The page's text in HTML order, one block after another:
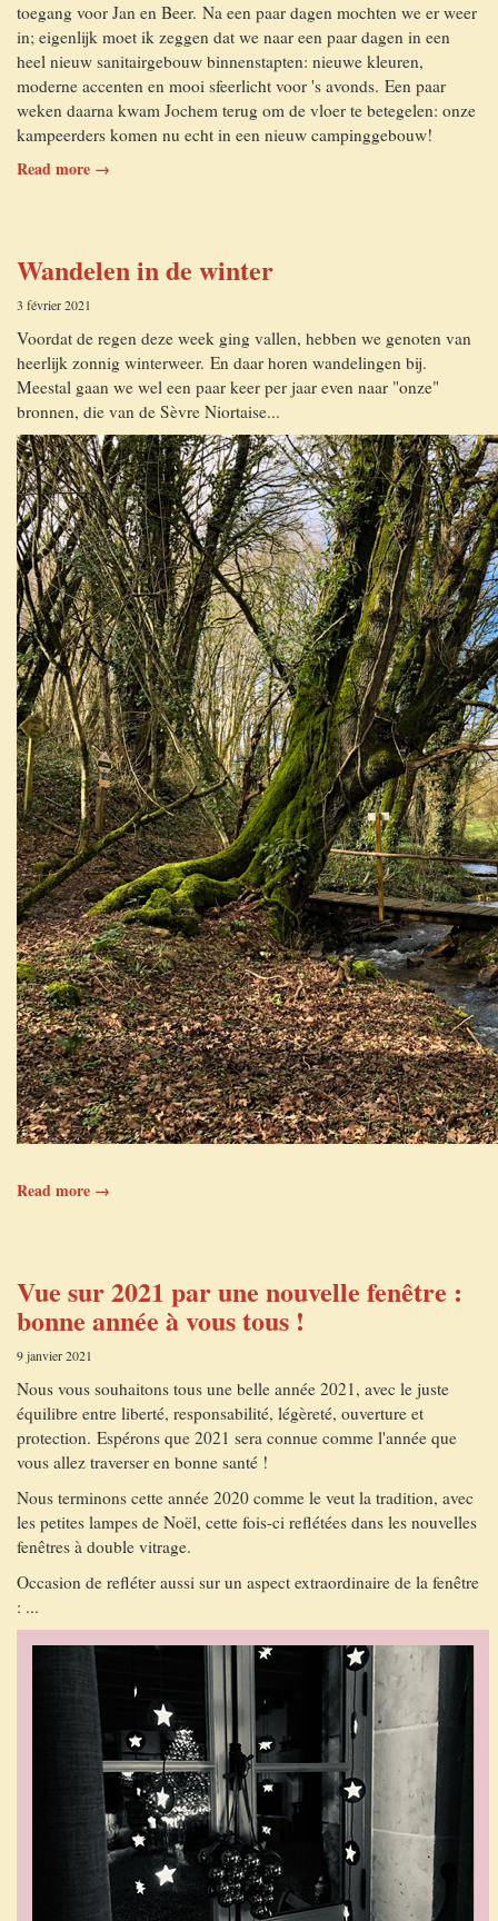
toegang voor Jan en Beer. Na een paar dagen mochten we er weer
in; eigenlijk moet ik zeggen dat we naar een paar dagen in een
heel nieuw sanitairgebouw binnenstapten: nieuwe kleuren,
moderne accenten en mooi sfeerlicht voor 's avonds. Een paar
weken daarna kwam Jochem terug om de vloer te betegelen: onze
kampeerders komen nu echt in een nieuw campinggebouw!
Read more →
Wandelen in de winter
3 février 2021
Voordat de regen deze week ging vallen, hebben we genoten van
heerlijk zonnig winterweer. En daar horen wandelingen bij.
Meestal gaan we wel een paar keer per jaar even naar "onze"
bronnen, die van de Sèvre Niortaise...
Read more →
Vue sur 2021 par une nouvelle fenêtre :
bonne année à vous tous !
9 janvier 2021
Nous vous souhaitons tous une belle année 2021, avec le juste
équilibre entre liberté, responsabilité, légèreté, ouverture et
protection. Espérons que 2021 sera connue comme l'année que
vous allez traverser en bonne santé !
Nous terminons cette année 2020 comme le veut la tradition, avec
les petites lampes de Noël, cette fois-ci reflétées dans les nouvelles
fenêtres à double vitrage.
Occasion de refléter aussi sur un aspect extraordinaire de la fenêtre
: ...